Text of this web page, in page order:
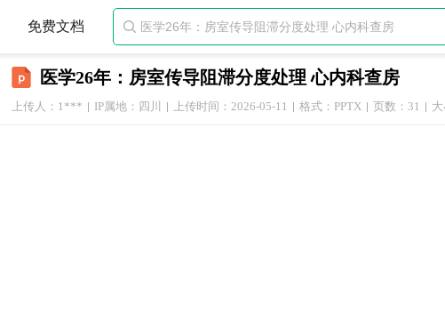
免费文档 
医学26年：房室传导阻滞分度处理 心内科查房
上传人：1*** IP属地：四川 上传时间：2026-05-11 格式：PPTX 页数：31